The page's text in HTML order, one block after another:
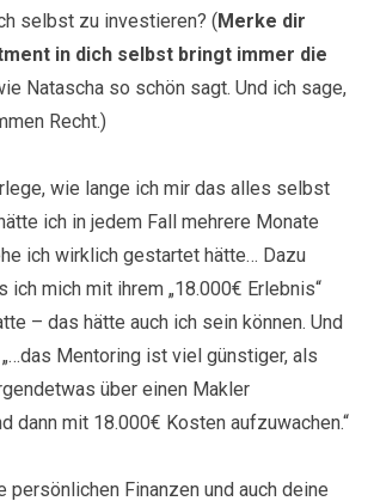
selbst zu investieren? (Merke dir
in dich selbst bringt immer die
Natascha so schön sagt. Und ich sage,
Recht.)
wie lange ich mir das alles selbst
ich in jedem Fall mehrere Monate
ich wirklich gestartet hätte… Dazu
ich mich mit ihrem „18.000€ Erlebnis“
– das hätte auch ich sein können. Und
Mentoring ist viel günstiger, als
über einen Makler
dann mit 18.000€ Kosten aufzuwachen.“
persönlichen Finanzen und auch deine